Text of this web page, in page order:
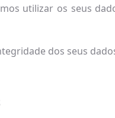
utilizar os seus
dos seus